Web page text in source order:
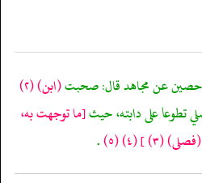
عن مجاهد قال: صحبت(ابن)(٢)
تطوعا على دابته، حيث[ما توجهت به،
(فصلى)(٣) ](٤) (٥) .